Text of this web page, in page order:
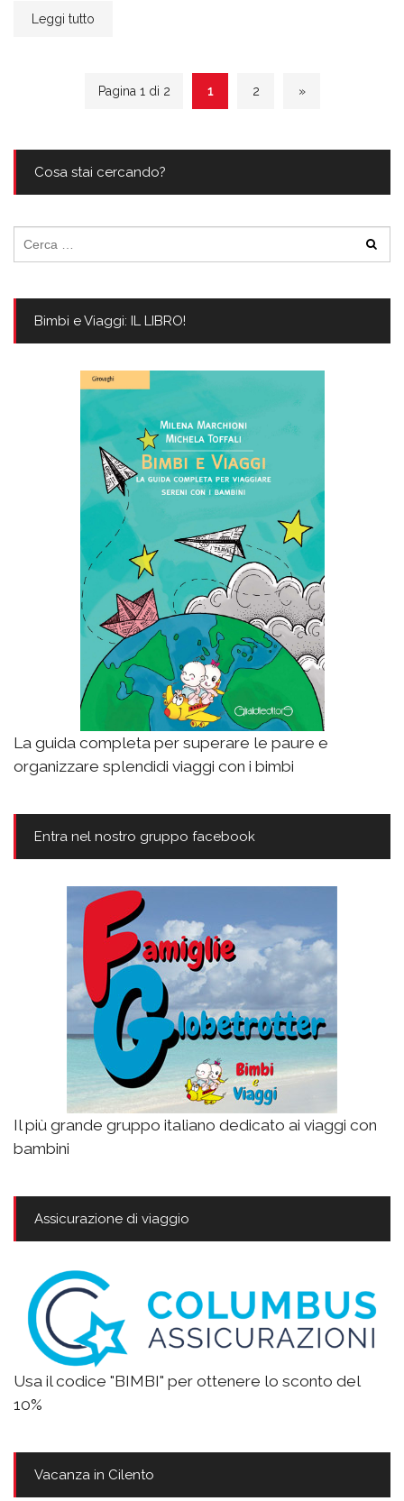
Leggi tutto
Pagina 1 di 2 1 2 »
Cosa stai cercando?
per:
Bimbi e Viaggi: IL LIBRO!
La guida completa per superare le paure e
organizzare splendidi viaggi con i bimbi
Entra nel nostro gruppo facebook
Il più grande gruppo italiano dedicato ai viaggi con
bambini
Assicurazione di viaggio
Usa il codice "BIMBI" per ottenere lo sconto del
10%
Vacanza in Cilento